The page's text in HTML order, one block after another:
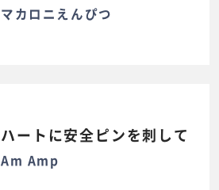
マカロニえんぴつ
ハートに安全ピンを刺して
Am Amp